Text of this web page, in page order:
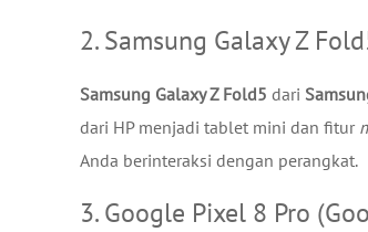
2. Samsung Galaxy Z
Samsung Galaxy Z Fold5 dari
dari HP menjadi tablet mini dan fitur
Anda berinteraksi dengan perangkat.
3. Google Pixel 8 Pro